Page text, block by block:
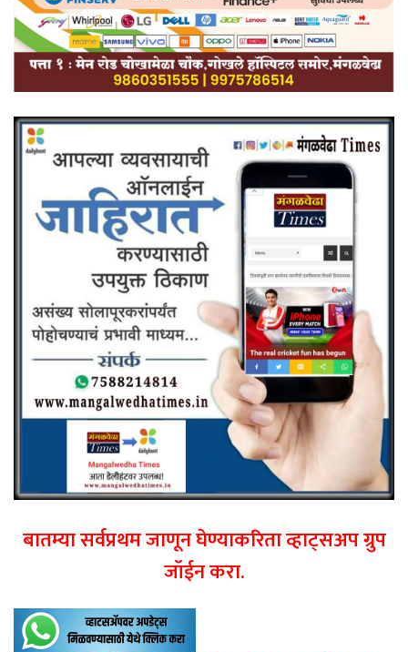
बातम्या सर्वप्रथम जाणून घेण्याकरिता व्हाट्सअप ग्रुप
जॉईन करा.